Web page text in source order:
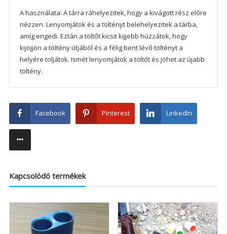
A használata: A tárra ráhelyezitek, hogy a kivágott rész előre
nézzen. Lenyomjátok és a töltényt belehelyezitek a tárba,
amíg engedi. Eztán a töltőt kicsit kijjebb húzzátok, hogy
kijöjjön a töltény útjából és a félig bent lévő töltényt a
helyére toljátok. Ismét lenyomjátok a töltőt és jöhet az újabb
töltény.
Facebook Pinterest LinkedIn
Kapcsolódó termékek